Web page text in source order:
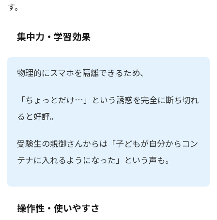
す。
集中力・学習効果
物理的にスマホを隔離できるため、
「ちょっとだけ…」という誘惑を完全に断ち切れ
ると好評。
受験生の親御さんからは「子どもが自分からコン
テナに入れるようになった」という声も。
操作性・使いやすさ